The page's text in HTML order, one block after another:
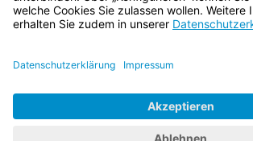
BayernPortal
Impressum